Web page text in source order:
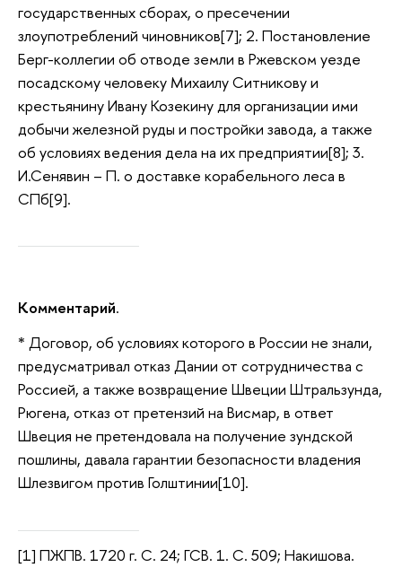
государственных сборах, о пресечении
злоупотреблений чиновников[7]; 2. Постановление
Берг-коллегии об отводе земли в Ржевском уезде
посадскому человеку Михаилу Ситникову и
крестьянину Ивану Козекину для организации ими
добычи железной руды и постройки завода, а также
об условиях ведения дела на их предприятии[8]; 3.
И.Сенявин – П. о доставке корабельного леса в
СПб[9].
Комментарий.
* Договор, об условиях которого в России не знали,
предусматривал отказ Дании от сотрудничества с
Россией, а также возвращение Швеции Штральзунда,
Рюгена, отказ от претензий на Висмар, в ответ
Швеция не претендовала на получение зундской
пошлины, давала гарантии безопасности владения
Шлезвигом против Голштинии[10].
[1] ПЖПВ. 1720 г. С. 24; ГСВ. 1. С. 509; Накишова.